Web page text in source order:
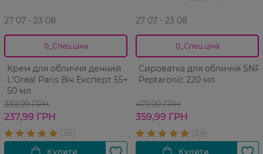
27 07 - 23 08
0_Спец.ціна
Крем для обличчя денний
L'Оreal Paris Вік Експерт 55+
50 мл
339,99 ГРН
237,99 ГРН
27 07 - 23 08
0_Спец.ціна
Сироватка для обличчя SNP
Peptaronic 220 мл
479,99 ГРН
359,99 ГРН